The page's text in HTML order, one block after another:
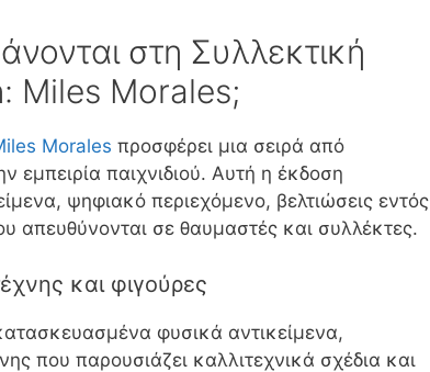
στη Συλλεκτική
Miles Morales;
Morales προσφέρει μια σειρά από
εμπειρία παιχνιδιού. Αυτή η έκδοση
ψηφιακό περιεχόμενο, βελτιώσεις εντός
απευθύνονται σε θαυμαστές και συλλέκτες.
και φιγούρες
φυσικά αντικείμενα,
που παρουσιάζει καλλιτεχνικά σχέδια και